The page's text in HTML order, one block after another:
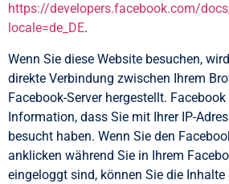
https://developers.facebook.com/
locale=de_DE.
Wenn Sie diese Website besuchen,
direkte Verbindung zwischen Ihrem
Facebook-Server hergestellt.
Information, dass Sie mit Ihrer IP-
besucht haben. Wenn Sie den
anklicken während Sie in Ihrem
eingeloggt sind, können Sie die